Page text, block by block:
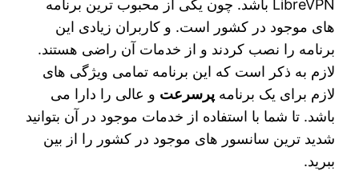
LibreVPN باشد. چون یکی از محبوب‌ ترین برنامه‌
های موجود در کشور است. و کاربران زیادی این
برنامه را نصب کردند و از خدمات آن راضی هستند.
لازم به ذکر است که این برنامه تمامی ویژگی‌ های
لازم برای یک برنامهپرسرعت و عالی را دارا می‌
باشد. تا شما با استفاده از خدمات موجود در آن بتوانید
شدید ترین سانسور های موجود در کشور را از بین
ببرید.